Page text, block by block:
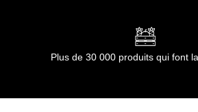
Plus de 30 000 produits qui font